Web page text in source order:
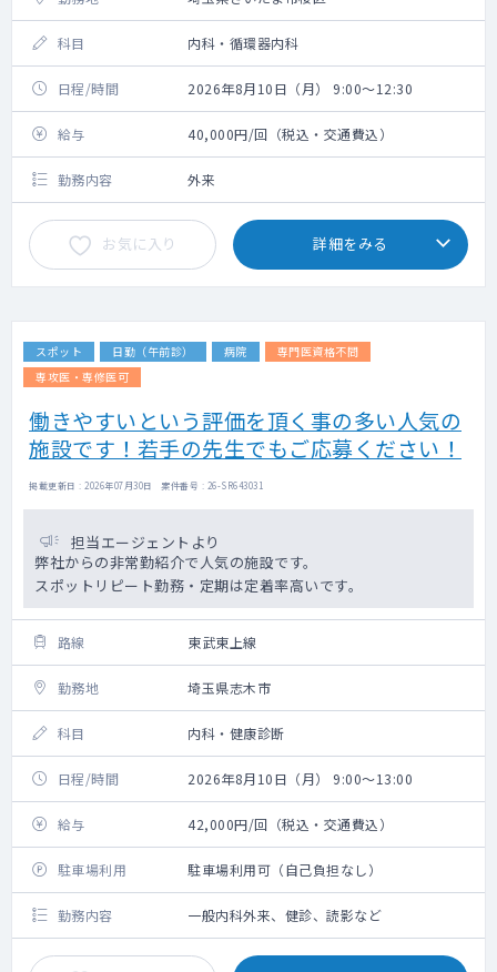
科目 内科・循環器内科
日程/時間 2026年8月10日（月） 9:00～12:30
給与 40,000円/回（税込・交通費込）
勤務内容 外来
お気に入り 詳細をみる
スポット 日勤（午前診） 病院
専門医資格不問
専攻医・専修医可
働きやすいという評価を頂く事の多い人気の
施設です！若手の先生でもご応募ください！
掲載更新日 : 2026年07月30日 案件番号 : 26-SR643031
担当エージェントより
弊社からの非常勤紹介で人気の施設です。
スポットリピート勤務・定期は定着率高いです。
路線 東武東上線
勤務地 埼玉県志木市
科目 内科・健康診断
日程/時間 2026年8月10日（月） 9:00～13:00
給与 42,000円/回（税込・交通費込）
駐車場利用 駐車場利用可（自己負担なし）
勤務内容 一般内科外来、健診、読影など